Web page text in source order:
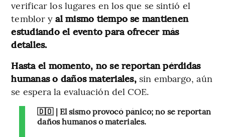
verificar los lugares en los que se sintió el
temblor yal mismo tiempo se mantienen
estudiando el evento para ofrecer más
detalles.
Hasta el momento, no se reportan pérdidas
humanas o daños materiales, sin embargo, aún
se espera la evaluación del COE.
🇩🇴 | El sismo provocó pánico; no se reportan
daños humanos o materiales.